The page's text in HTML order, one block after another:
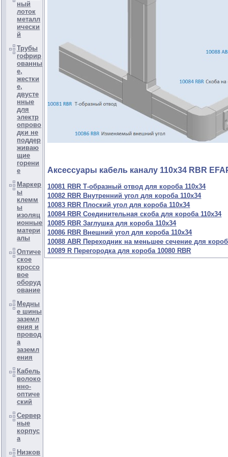
ный
лоток
металл
ически
й
Трубы
гофрир
ованны
е,
жестки
е,
двусте
нные
для
электр
опрово
дки не
поддер
живаю
щие
горени
е
Маркер
ы
клемм
ы
изоляц
ионные
матери
алы
Оптиче
ское
кроссо
вое
оборуд
ование
Медны
е шины
заземл
ения и
провод
а
заземл
ения
Кабель
волоко
нно-
оптиче
ский
Сервер
ные
корпус
а
Низков
Аксессуары кабель каналу 110х34 RBR
10081 RBR Т-образный отвод для короба 110х34
10082 RBR Внутренний угол для короба 110х34
10083 RBR Плоский угол для короба 110х34
10084 RBR Соединительная скоба для короба 110х34
10085 RBR Заглушка для короба 110х34
10086 RBR Внешний угол для короба 110х34
10088 ABR Переходник на меньшее сечение для
10089 R Перегородка для короба 10080 RBR